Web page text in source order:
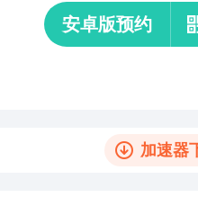
安卓版预约
加速器